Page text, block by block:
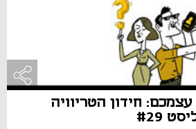
חידון הטריוויה
#29